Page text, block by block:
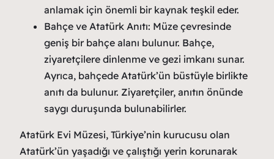
anlamak için önemli bir kaynak teşkil eder.
Bahçe ve Atatürk Anıtı: Müze çevresinde
geniş bir bahçe alanı bulunur. Bahçe,
ziyaretçilere dinlenme ve gezi imkanı sunar.
Ayrıca, bahçede Atatürk’ün büstüyle birlikte
anıtı da bulunur. Ziyaretçiler, anıtın önünde
saygı duruşunda bulunabilirler.
Atatürk Evi Müzesi, Türkiye’nin kurucusu olan
Atatürk’ün yaşadığı ve çalıştığı yerin korunarak